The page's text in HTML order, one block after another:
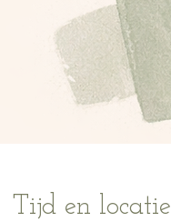
Tijd en locatie